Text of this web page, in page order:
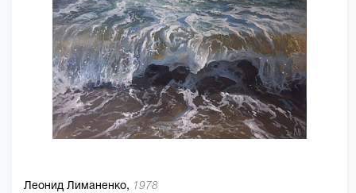
Леонид Лиманенко, 1978